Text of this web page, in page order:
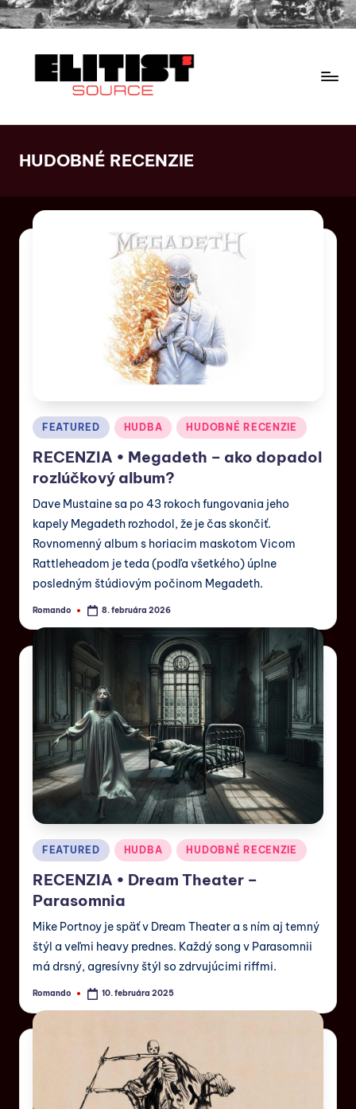
HUDOBNÉ RECENZIE
FEATURED HUDBA HUDOBNÉ RECENZIE
RECENZIA • Megadeth – ako dopadol
rozlúčkový album?
Dave Mustaine sa po 43 rokoch fungovania jeho
kapely Megadeth rozhodol, že je čas skončiť.
Rovnomenný album s horiacim maskotom Vicom
Rattleheadom je teda (podľa všetkého) úplne
posledným štúdiovým počinom Megadeth.
Romando 8. februára 2026
FEATURED HUDBA HUDOBNÉ RECENZIE
RECENZIA • Dream Theater –
Parasomnia
Mike Portnoy je späť v Dream Theater a s ním aj temný
štýl a veľmi heavy prednes. Každý song v Parasomnii
má drsný, agresívny štýl so zdrvujúcimi riffmi.
Romando 10. februára 2025